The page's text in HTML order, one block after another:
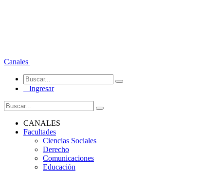
Canales
Ingresar
CANALES
Facultades
Ciencias Sociales
Derecho
Comunicaciones
Educación